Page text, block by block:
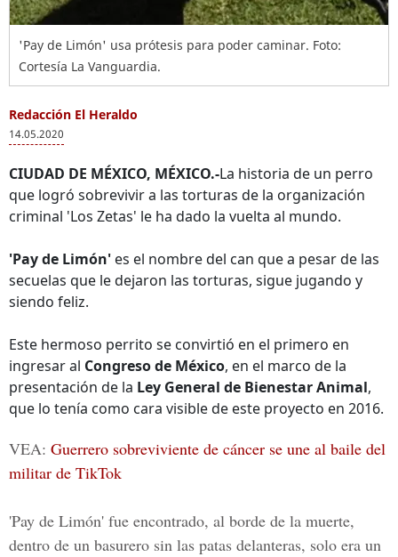
'Pay de Limón' usa prótesis para poder caminar. Foto:
Cortesía La Vanguardia.
Redacción El Heraldo
14.05.2020
CIUDAD DE MÉXICO, MÉXICO.-La historia de un perro
que logró sobrevivir a las torturas de la organización
criminal 'Los Zetas' le ha dado la vuelta al mundo.
'Pay de Limón' es el nombre del can que a pesar de las
secuelas que le dejaron las torturas, sigue jugando y
siendo feliz.
Este hermoso perrito se convirtió en el primero en
ingresar al Congreso de México, en el marco de la
presentación de la Ley General de Bienestar Animal,
que lo tenía como cara visible de este proyecto en 2016.
VEA: Guerrero sobreviviente de cáncer se une al baile del
militar de TikTok
'Pay de Limón' fue encontrado, al borde de la muerte,
dentro de un basurero sin las patas delanteras, solo era un